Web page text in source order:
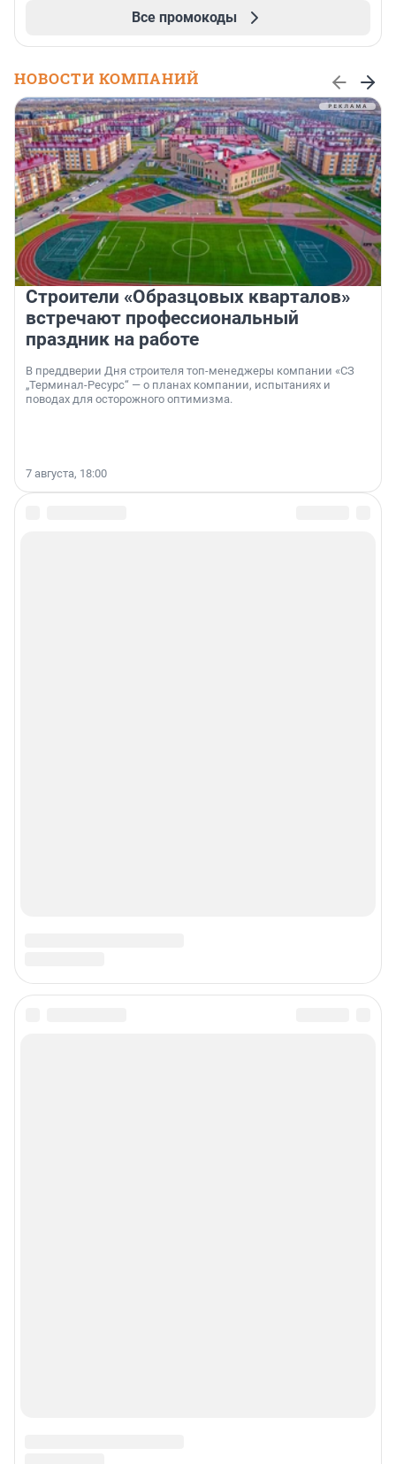
Все промокоды
НОВОСТИ КОМПАНИЙ
Строители «Образцовых кварталов»
встречают профессиональный
праздник на работе
В преддверии Дня строителя топ-менеджеры компании «СЗ
„Терминал-Ресурс“ — о планах компании, испытаниях и
поводах для осторожного оптимизма.
7 августа, 18:00